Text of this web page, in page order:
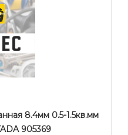
8.4мм 0.5-1.5кв.мм
905369